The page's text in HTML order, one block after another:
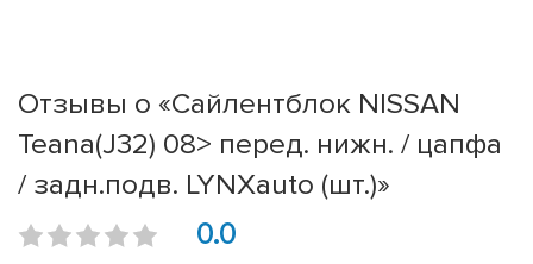
Отзывы о «Сайлентблок NISSAN
Teana(J32) 08> перед. нижн. / цапфа
/ задн.подв. LYNXauto (шт.)»
0.0